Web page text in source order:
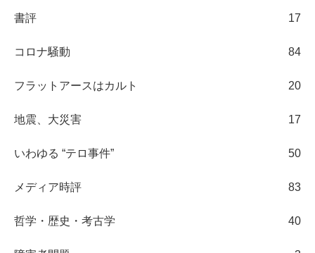
書評 17
コロナ騒動 84
フラットアースはカルト 20
地震、大災害 17
いわゆる “テロ事件” 50
メディア時評 83
哲学・歴史・考古学 40